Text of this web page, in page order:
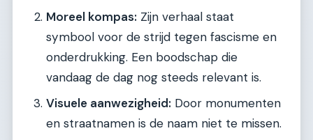
Moreel kompas: Zijn verhaal staat
symbool voor de strijd tegen fascisme en
onderdrukking. Een boodschap die
vandaag de dag nog steeds relevant is.
Visuele aanwezigheid: Door monumenten
en straatnamen is de naam niet te missen.